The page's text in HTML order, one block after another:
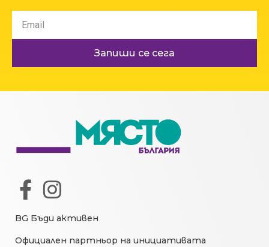
Запиши се сега
BG Бъди активен
Официален партньор на инициативата